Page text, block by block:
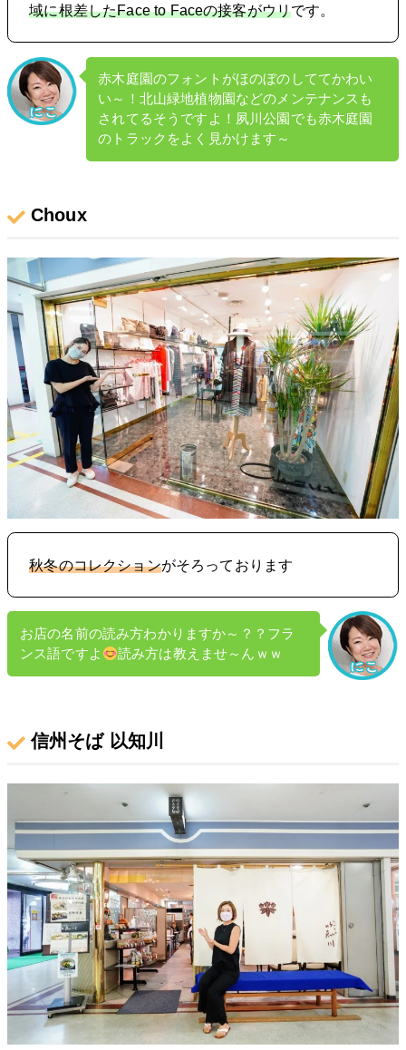
域に根差したFace to Faceの接客がウリです。
赤木庭園のフォントがほのぼのしててかわい
い～！北山緑地植物園などのメンテナンスも
されてるそうですよ！夙川公園でも赤木庭園
のトラックをよく見かけます～
Choux
秋冬のコレクションがそろっております
お店の名前の読み方わかりますか～？？フラ
ンス語ですよ
読み方は教えませ～んｗｗ
信州そば 以知川